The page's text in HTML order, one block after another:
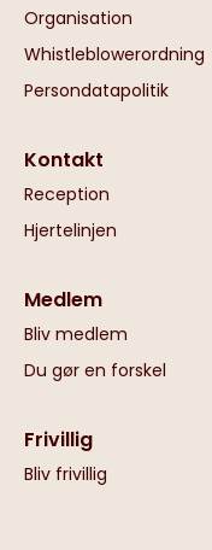
Organisation
Whistleblowerordning
Persondatapolitik
Kontakt
Reception
Hjertelinjen
Medlem
Bliv medlem
Du gør en forskel
Frivillig
Bliv frivillig